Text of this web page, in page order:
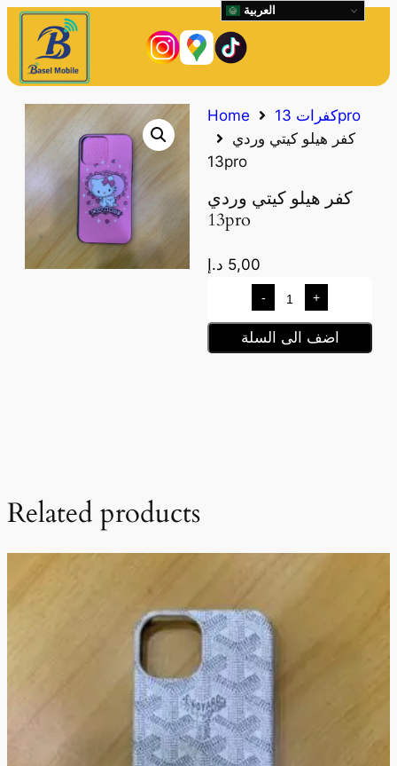
Home
كفرات 13pro
كفر هيلو كيتي وردي
13pro
كفر هيلو كيتي وردي
13pro
5,00 د.إ
- +
اضف الى السلة
Related products
العربية